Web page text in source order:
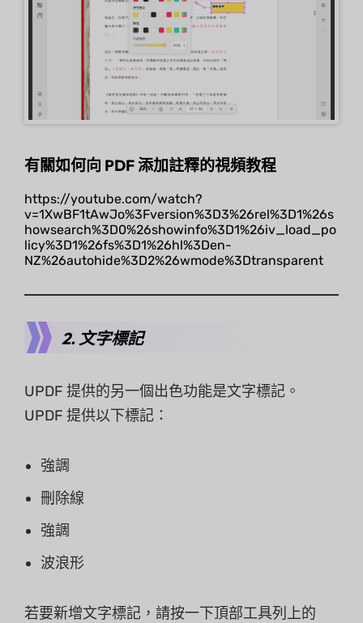
有關如何向 PDF 添加註釋的視頻教程
https://youtube.com/watch?
v=1XwBF1tAwJo%3Fversion%3D3%26rel%3D1%26s
howsearch%3D0%26showinfo%3D1%26iv_load_po
licy%3D1%26fs%3D1%26hl%3Den-
NZ%26autohide%3D2%26wmode%3Dtransparent
2. 文字標記
UPDF 提供的另一個出色功能是文字標記。
UPDF 提供以下標記：
強調
刪除線
強調
波浪形
若要新增文字標記，請按一下頂部工具列上的